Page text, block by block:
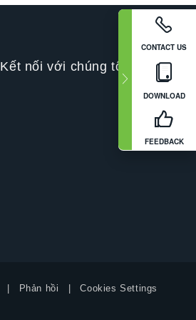
CONTACT US
DOWNLOAD
FEEDBACK
Kết nối với chúng tôi
Phản hồi Cookies Settings